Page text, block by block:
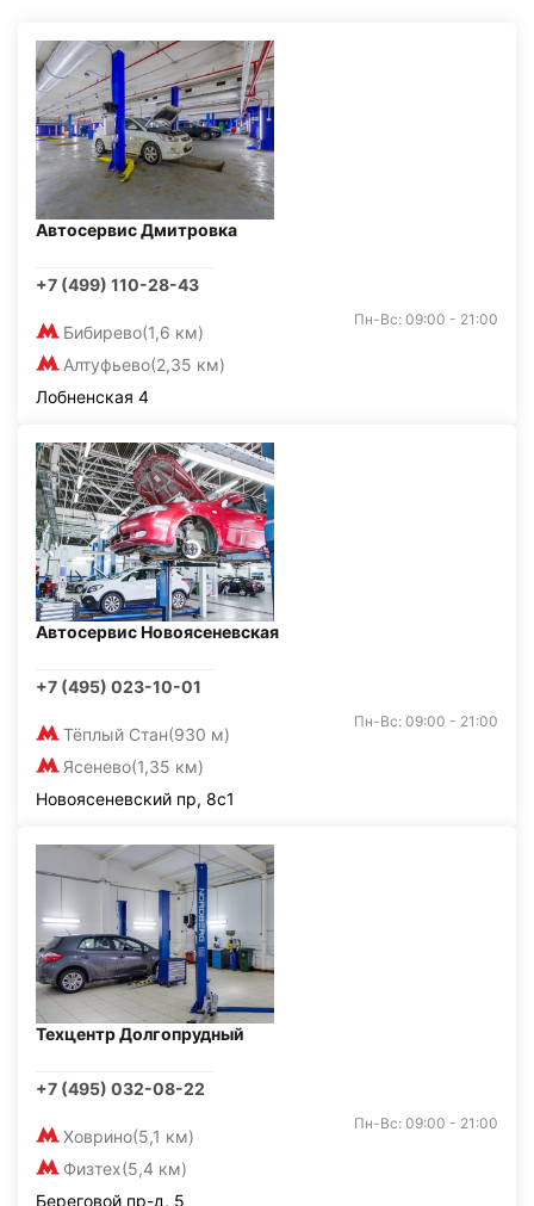
Автосервис Дмитровка
+7 (499) 110-28-43
Бибирево(1,6 км)
Алтуфьево(2,35 км)
Пн-Вс: 09:00 - 21:00
Лобненская 4
Автосервис Новоясеневская
+7 (495) 023-10-01
Тёплый Стан(930 м)
Ясенево(1,35 км)
Пн-Вс: 09:00 - 21:00
Новоясеневский пр, 8с1
Техцентр Долгопрудный
+7 (495) 032-08-22
Ховрино(5,1 км)
Физтех(5,4 км)
Пн-Вс: 09:00 - 21:00
Береговой пр-д, 5